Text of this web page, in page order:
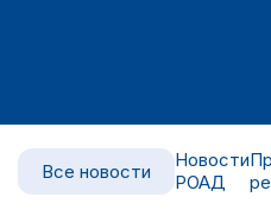
Все новости
Новости
РОАД